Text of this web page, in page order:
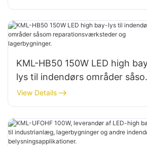
lagerbygninger osv.
KML-HB50 150W LED high
lys til indendørs områder
reparationsværksteder og
lagerbygninger.
View Details